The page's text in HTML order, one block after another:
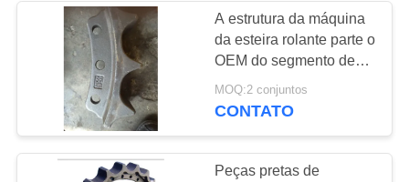
bucha de pino da
cubeta
12
A estrutura da máquina
da esteira rolante parte o
OEM do segmento de
Sproket aceitado
MOQ:2 conjuntos
CONTATO
Peças pretas de